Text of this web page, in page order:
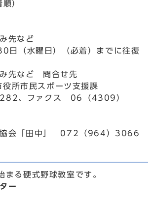
）
先など
日（水曜日）（必着）までに往復
先など 問合せ先
所市民スポーツ支援課
、ファクス 06（4309）
協会「田中」 072（964）3066
まる硬式野球教室です｡
ー